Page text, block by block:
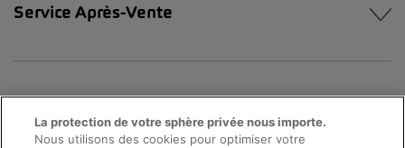
Service Après-Vente
La protection de votre sphère privée nous importe.
Nous utilisons des cookies pour optimiser votre